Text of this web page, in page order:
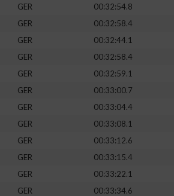
GER
00:32:54.8
GER
00:32:58.4
GER 00:32:44.1
GER
00:32:58.4
GER
00:32:59.1
GER
00:33:00.7
GER
00:33:04.4
GER 00:33:08.1
GER
00:33:12.6
GER
00:33:15.4
GER
00:33:22.1
GER
00:33:34.6